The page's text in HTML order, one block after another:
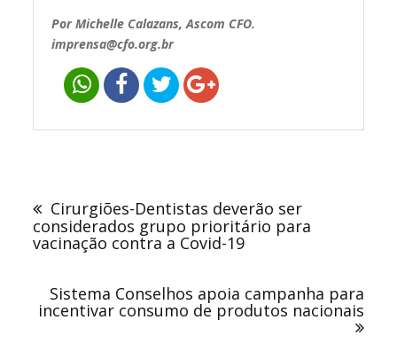
Por Michelle Calazans, Ascom CFO.
imprensa@cfo.org.br
PostCirurgiões-Dentistas deverão ser
considerados grupo prioritário para
vacinação contra a Covid-19
Sistema Conselhos apoia campanha para
incentivar consumo de produtos nacionais